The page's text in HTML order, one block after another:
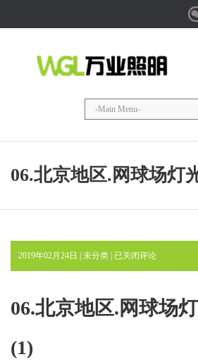
06.北京地区.网球场灯
2019年02月24日 | 未分类 | 06.
北
地
区.
已关闭评论
06.北京地区.网球场
(1)